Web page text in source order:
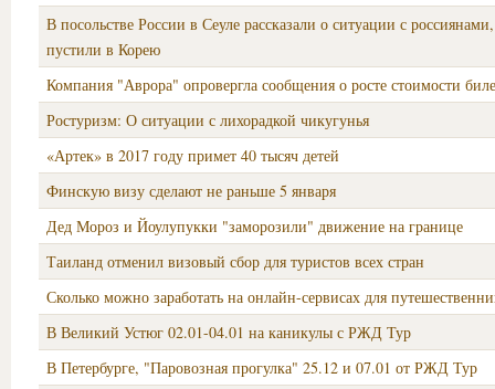
В посольстве России в Сеуле рассказали о ситуации с
пустили в Корею
Компания "Аврора" опровергла сообщения о росте стоимости
Ростуризм: О ситуации с лихорадкой чикугунья
«Артек» в 2017 году примет 40 тысяч детей
Финскую визу сделают не раньше 5 января
Дед Мороз и Йоулупукки "заморозили" движение на границе
Таиланд отменил визовый сбор для туристов всех стран
Сколько можно заработать на онлайн-сервисах для
В Великий Устюг 02.01-04.01 на каникулы с РЖД Тур
В Петербурге, "Паровозная прогулка" 25.12 и 07.01 от РЖД Тур